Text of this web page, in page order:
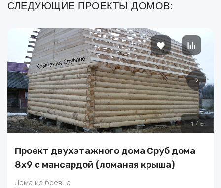
СЛЕДУЮЩИЕ ПРОЕКТЫ ДОМОВ:
1 / 5
Проект двухэтажного дома Сруб дома
8х9 с мансардой (ломаная крыша)
Дома из бревна